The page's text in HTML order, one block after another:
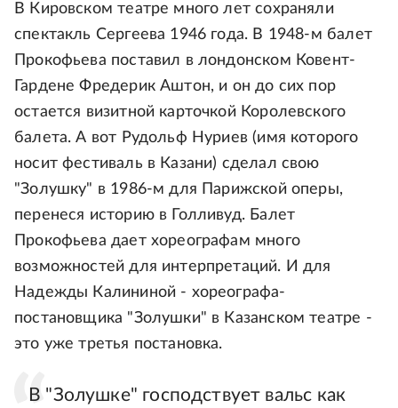
В Кировском театре много лет сохраняли
спектакль Сергеева 1946 года. В 1948-м балет
Прокофьева поставил в лондонском Ковент-
Гардене Фредерик Аштон, и он до сих пор
остается визитной карточкой Королевского
балета. А вот Рудольф Нуриев (имя которого
носит фестиваль в Казани) сделал свою
"Золушку" в 1986-м для Парижской оперы,
перенеся историю в Голливуд. Балет
Прокофьева дает хореографам много
возможностей для интерпретаций. И для
Надежды Калининой - хореографа-
постановщика "Золушки" в Казанском театре -
это уже третья постановка.
В "Золушке" господствует вальс как